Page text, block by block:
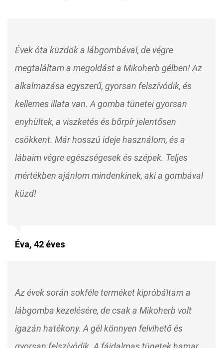
Évek óta küzdök a lábgombával, de végre
megtaláltam a megoldást a Mikoherb gélben! Az
alkalmazása egyszerű, gyorsan felszívódik, és
kellemes illata van. A gomba tünetei gyorsan
enyhültek, a viszketés és bőrpír jelentősen
csökkent. Már hosszú ideje használom, és a
lábaim végre egészségesek és szépek. Teljes
mértékben ajánlom mindenkinek, aki a gombával
küzd!
Éva, 42 éves
Az évek során sokféle terméket kipróbáltam a
lábgomba kezelésére, de csak a Mikoherb volt
igazán hatékony. A gél könnyen felvihető és